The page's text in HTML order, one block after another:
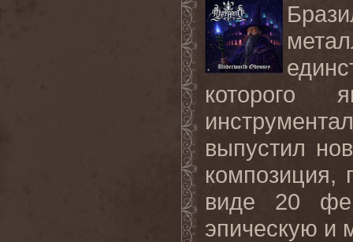
которого
выпустил
виде 20
эпическую и